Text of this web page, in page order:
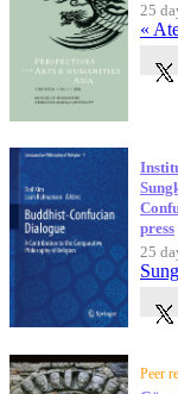
25
«
press
25
Peer